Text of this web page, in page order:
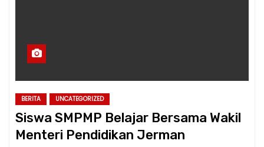
BERITA UNCATEGORIZED
Siswa SMPMP Belajar Bersama Wakil
Menteri Pendidikan Jerman